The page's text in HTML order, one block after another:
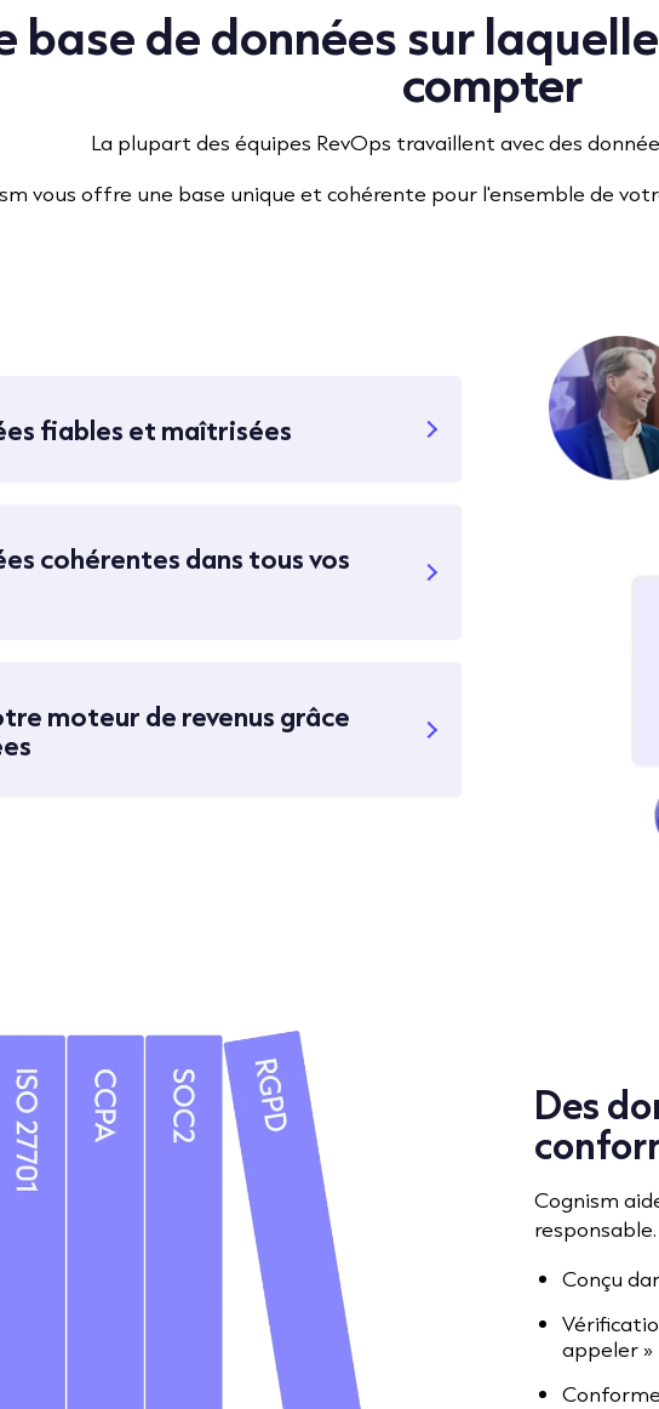
base de données sur
compter
La plupart des équipes RevOps travaillent avec des
vous offre une base unique et cohérente pour l'ensemble de
fiables et maîtrisées
cohérentes dans tous vos
moteur de revenus grâce
Des
Cognism
responsable.
Conçu
appeler »